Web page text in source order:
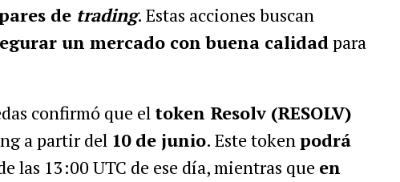
de trading. Estas acciones buscan
un mercado con buena calidadpara
confirmó que el token Resolv (RESOLV)
a partir del 10 de junio. Este tokenpodrá
las 13:00 UTC de ese día, mientras que en